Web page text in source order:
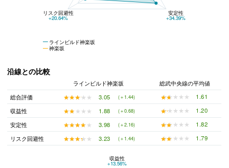
ラインビルド神楽坂
神楽坂
リスク回避性
+20.64%
安定性
+34.39%
沿線との比較
ラインビルド神楽坂
総武中央線の平均値
総合評価
★★★★★
★★★★★ 3.05 (＋1.44) ★★★★★
★★★★★
1.61
収益性
★★★★★
★★★★★ 1.88 (＋0.68) ★★★★★
★★★★★
1.20
安定性
★★★★★
★★★★★ 3.98 (＋2.16) ★★★★★
★★★★★
1.82
リスク回避性
★★★★★
★★★★★ 3.23 (＋1.44) ★★★★★
★★★★★ 1.79
収益性
+13.56%